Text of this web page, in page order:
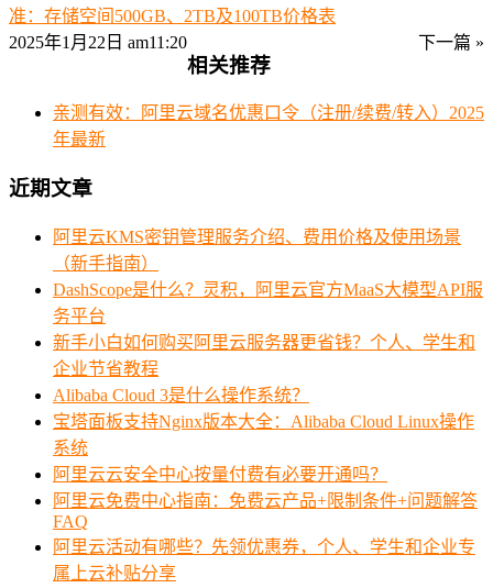
准：存储空间500GB、2TB及100TB价格表
下一篇 »
2025年1月22日 am11:20
相关推荐
亲测有效：阿里云域名优惠口令（注册/续费/转入）2025
年最新
近期文章
阿里云KMS密钥管理服务介绍、费用价格及使用场景
（新手指南）
DashScope是什么？灵积，阿里云官方MaaS大模型API服
务平台
新手小白如何购买阿里云服务器更省钱？个人、学生和
企业节省教程
Alibaba Cloud 3是什么操作系统？
宝塔面板支持Nginx版本大全：Alibaba Cloud Linux操作
系统
阿里云云安全中心按量付费有必要开通吗？
阿里云免费中心指南：免费云产品+限制条件+问题解答
FAQ
阿里云活动有哪些？先领优惠券，个人、学生和企业专
属上云补贴分享